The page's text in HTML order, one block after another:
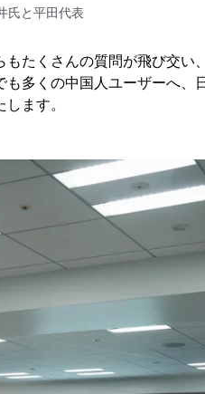
氏と平田代表
たくさんの質問が飛び交い
多くの中国人ユーザーへ、
ます。